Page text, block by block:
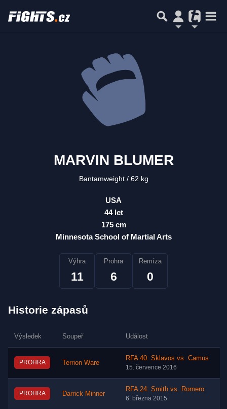
MARVIN BLUMER
Bantamweight 62 kg
USA
44 let
175 cm
Minnesota School of Martial Arts
Výhra
11
Prohra
6
Remíza
0
Historie zápasů
Výsledek Soupeř Událost
PROHRA Terrion Ware
RFA 40: Sklavos vs. Camus
15. července 2016
PROHRA Darrick Minner
RFA 24: Smith vs. Romero
6. března 2015